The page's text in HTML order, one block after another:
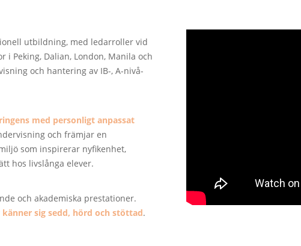
utbildning, med ledarroller vid
Peking, Dalian, London, Manila och
och hantering av IB-, A-nivå-
med personligt anpassat
och främjar en
som inspirerar nyfikenhet,
hos livslånga elever.
och akademiska prestationer.
känner sig sedd, hörd och stöttad.